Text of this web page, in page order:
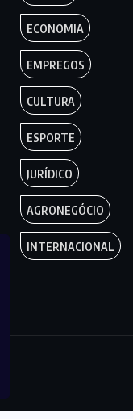
ECONOMIA
EMPREGOS
CULTURA
ESPORTE
JURÍDICO
AGRONEGÓCIO
INTERNACIONAL